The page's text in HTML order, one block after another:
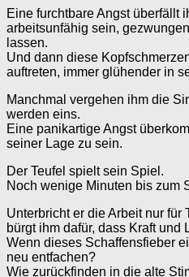
Eine furchtbare Angst überfällt
arbeitsunfähig sein,
lassen.
Und dann diese
auftreten, immer glühender in
Manchmal vergehen ihm die
werden eins.
Eine panikartige Angst
seiner Lage zu sein.
Der Teufel spielt sein Spiel.
Noch wenige Minuten bis zum
Unterbricht er die Arbeit nur für
bürgt ihm dafür, dass Kraft
Wenn dieses Schaffensfieber
neu entfachen?
Wie zurückfinden in die alte